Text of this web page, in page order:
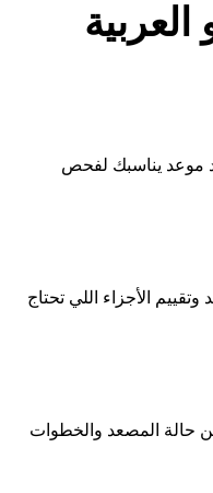
العربية
موعد يناسبك لفحص
الأجزاء اللي تحتاج
حالة المصعد والخطوات